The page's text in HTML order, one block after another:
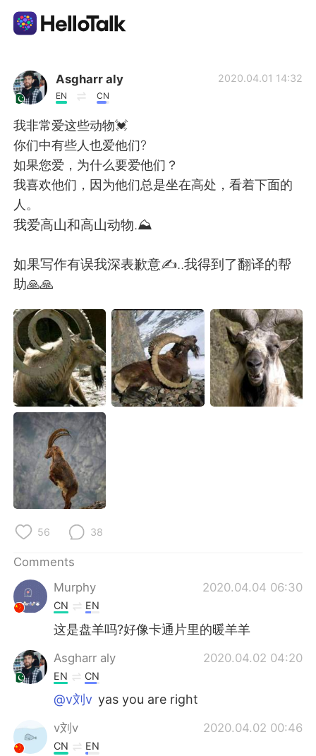
Language Exchange App
AI Grammar Checker
English
Français
日本語 한국어
Русский ไทย
Indonesia Italiano
Türkçe
Português
Asgharr aly
EN CN
2020.04.01 14:32
我非常爱这些动物💓
你们中有些人也爱他们?
如果您爱，为什么要爱他们？
我喜欢他们，因为他们总是坐在高处，看着下面的
人。
我爱高山和高山动物.⛰️
如果写作有误我深表歉意✍️..我得到了翻译的帮
助🙏🙏
56 38
Comments
Murphy
2020.04.04 06:30
CN EN
这是盘羊吗?好像卡通片里的暖羊羊
Asgharr aly 2020.04.02 04:20
EN CN
@v刘v yas you are right
v刘v 2020.04.02 00:46
CN EN